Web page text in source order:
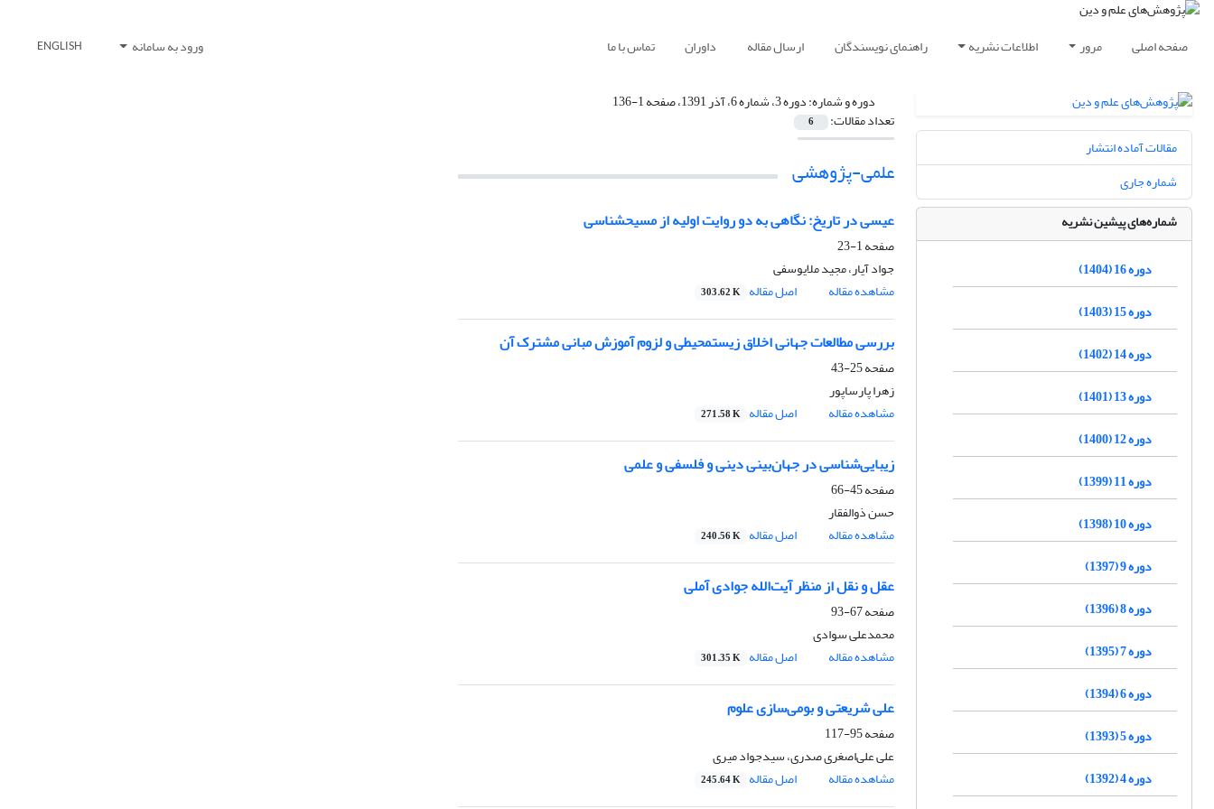
صفحه اصلی مرور اطلاعات نشریه راهنمای نویسندگان ارسال مقاله داوران تماس با ما ورود به سامانه ENGLISH
دوره و شماره:دوره 3، شماره 6، آذر 1391، صفحه 1-136
تعداد مقالات: 6
علمی-پژوهشی
عیسی در تاریخ: نگاهی به دو روایت اولیه از مسیح‎شناسی
صفحه1-23
جواد آیار، مجید ملایوسفی
مشاهده مقاله
اصل مقاله 303.62 K
بررسی مطالعات جهانی اخلاق زیست‎محیطی و لزوم آموزش مبانی مشترک آن
صفحه25-43
زهرا پارساپور
مشاهده مقاله
اصل مقاله 271.58 K
زیبایی‌شناسی در جهان‌بینی دینی و فلسفی و علمی
صفحه45-66
حسن ذوالفقار
مشاهده مقاله
اصل مقاله 240.56 K
عقل و نقل از منظر آیت‌الله جوادی آملی
صفحه67-93
محمدعلی سوادی
مشاهده مقاله
اصل مقاله 301.35 K
علی شریعتی و بومی‌سازی علوم
صفحه95-117
علی علی‌اصغری صدری، سیدجواد میری
مشاهده مقاله
اصل مقاله 245.64 K
مقالات آماده انتشار
شماره جاری
شماره‌های پیشین نشریه
دوره 16 (1404)
دوره 15 (1403)
دوره 14 (1402)
دوره 13 (1401)
دوره 12 (1400)
دوره 11 (1399)
دوره 10 (1398)
دوره 9 (1397)
دوره 8 (1396)
دوره 7 (1395)
دوره 6 (1394)
دوره 5 (1393)
دوره 4 (1392)